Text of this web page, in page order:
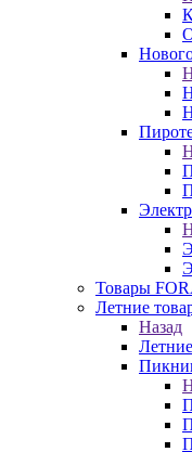
Товары
Летние
Назад